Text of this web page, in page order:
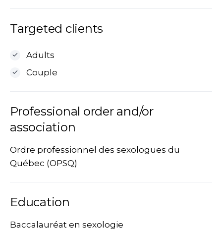
Targeted clients
Adults
Couple
Professional order and/or
association
Ordre professionnel des sexologues du
Québec (OPSQ)
Education
Baccalauréat en sexologie